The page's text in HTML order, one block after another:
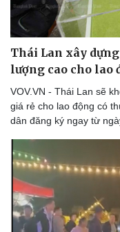
Thái Lan xây
lượng cao cho lao
VOV.VN - Thái Lan sẽ
giá rẻ cho lao động có
dân đăng ký ngay từ